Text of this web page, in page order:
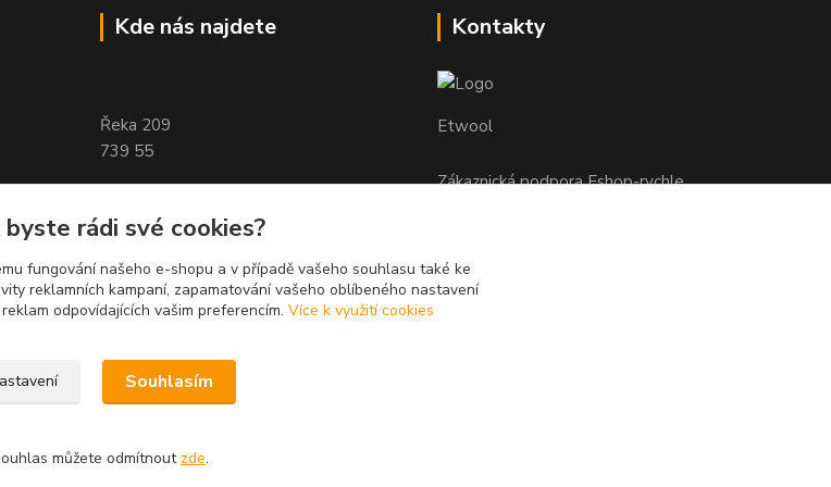
Kde nás najdete
Řeka 209
739 55
Kontakty
Etwool
Zákaznická podpora Eshop-rychle
byste rádi své cookies?
fungování našeho e-shopu a v případě vašeho souhlasu také ke
reklamních kampaní, zapamatování vašeho oblíbeného nastavení
odpovídajících vašim preferencím. Více k využití cookies
Souhlasím
můžete odmítnout zde.